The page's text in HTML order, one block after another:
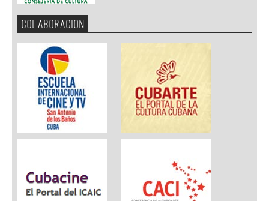
COLABORACION